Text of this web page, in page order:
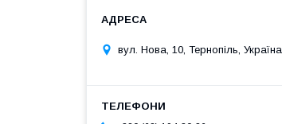
вул. Нова, 10, Тернопіль, Україна